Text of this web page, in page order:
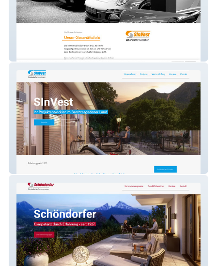
SInVest Collection
SInVest GmbH